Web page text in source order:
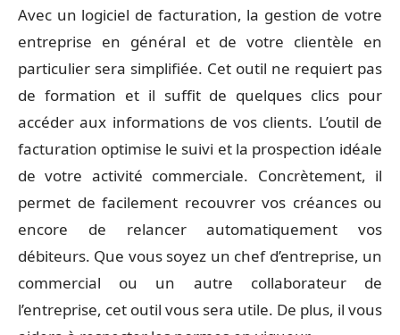
Avec un logiciel de facturation, la gestion de votre
entreprise en général et de votre clientèle en
particulier sera simplifiée. Cet outil ne requiert pas
de formation et il suffit de quelques clics pour
accéder aux informations de vos clients. L’outil de
facturation optimise le suivi et la prospection idéale
de votre activité commerciale. Concrètement, il
permet de facilement recouvrer vos créances ou
encore de relancer automatiquement vos
débiteurs. Que vous soyez un chef d’entreprise, un
commercial ou un autre collaborateur de
l’entreprise, cet outil vous sera utile. De plus, il vous